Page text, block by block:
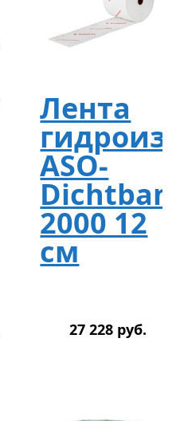
Лента
ASO-
2000 12
см
27 228 руб.